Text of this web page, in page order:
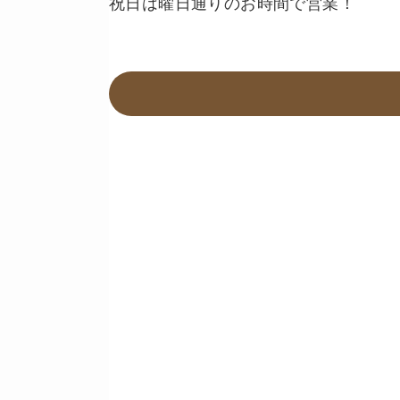
祝日は曜日通りのお時間で営業！